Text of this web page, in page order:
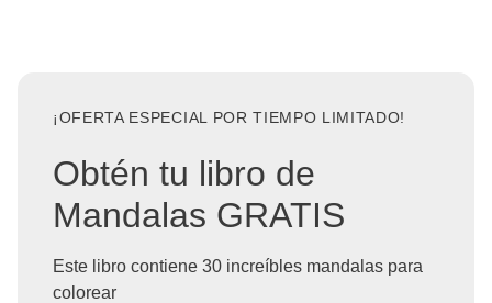
¡OFERTA ESPECIAL POR TIEMPO LIMITADO!
Obtén tu libro de
Mandalas GRATIS
Este libro contiene 30 increíbles mandalas para
colorear